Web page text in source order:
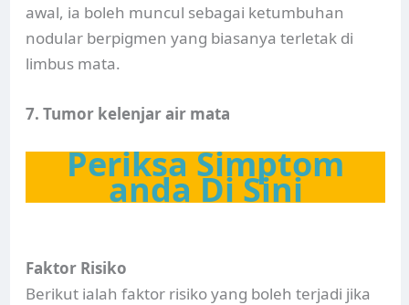
awal, ia boleh muncul sebagai ketumbuhan
nodular berpigmen yang biasanya terletak di
limbus mata.
7. Tumor kelenjar air mata
Periksa Simptom
anda Di Sini
Faktor Risiko
Berikut ialah faktor risiko yang boleh terjadi jika